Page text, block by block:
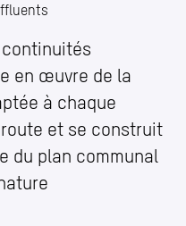
en œuvre de la
à chaque
et se construit
du plan communal